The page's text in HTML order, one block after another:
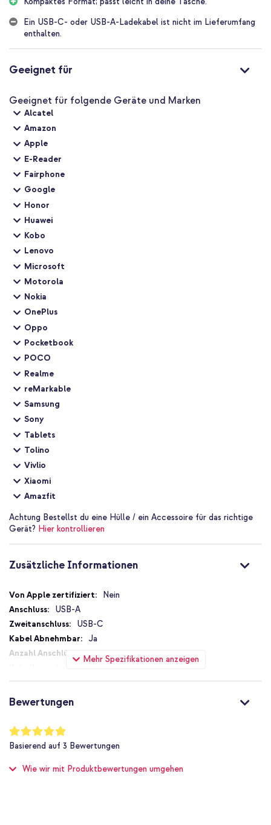
Unterstützt Power Delivery 3.0 und Quick Charge 3.0 für extra
Inklusive 1 Jahr Garantie
Möchtest du immer ein Ladegerät mit dem richtigen Anschluss zu
Hause haben? Dann entscheide dich für den imoshion Wall Charger
mit einem USB-C und USB-A Anschluss.
Ein USB-C- oder USB-A-Ladekabel ist nicht im Lieferumfang
enthalten.
Geeignet für
Geeignet für folgende Geräte und Marken
Alcatel
Amazon
Apple
E-Reader
Fairphone
Google
Honor
Huawei
Kobo
Lenovo
Microsoft
Motorola
Nokia
OnePlus
Oppo
Pocketbook
POCO
Realme
reMarkable
Samsung
Sony
Tablets
Tolino
Vivlio
Xiaomi
Amazfit
Achtung Bestellst du eine Hülle / ein Accessoire für das richtige
Gerät? Hier kontrollieren
Zusätzliche Informationen
Mehr Spezifikationen anzeigen
Zusätzliche
Informationen
Nein
USB-A
USB-C
Ja
2
35 W
8721322346141
Bewertungen
Bewertung:
100
%
of
Basierend auf 3 Bewertungen
Wie wir mit Produktbewertungen umgehen